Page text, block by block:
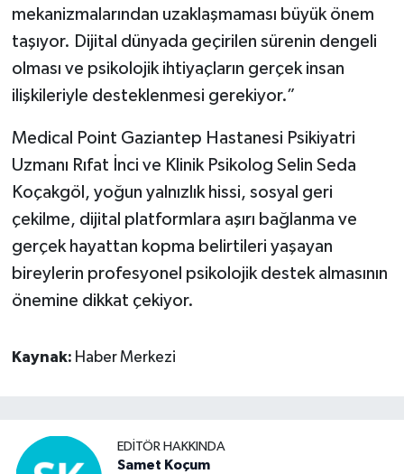
mekanizmalarından uzaklaşmaması büyük önem
taşıyor. Dijital dünyada geçirilen sürenin dengeli
olması ve psikolojik ihtiyaçların gerçek insan
ilişkileriyle desteklenmesi gerekiyor.”
Medical Point Gaziantep Hastanesi Psikiyatri
Uzmanı Rıfat İnci ve Klinik Psikolog Selin Seda
Koçakgöl, yoğun yalnızlık hissi, sosyal geri
çekilme, dijital platformlara aşırı bağlanma ve
gerçek hayattan kopma belirtileri yaşayan
bireylerin profesyonel psikolojik destek almasının
önemine dikkat çekiyor.
Kaynak: Haber Merkezi
EDITÖR HAKKINDA
Samet Koçum